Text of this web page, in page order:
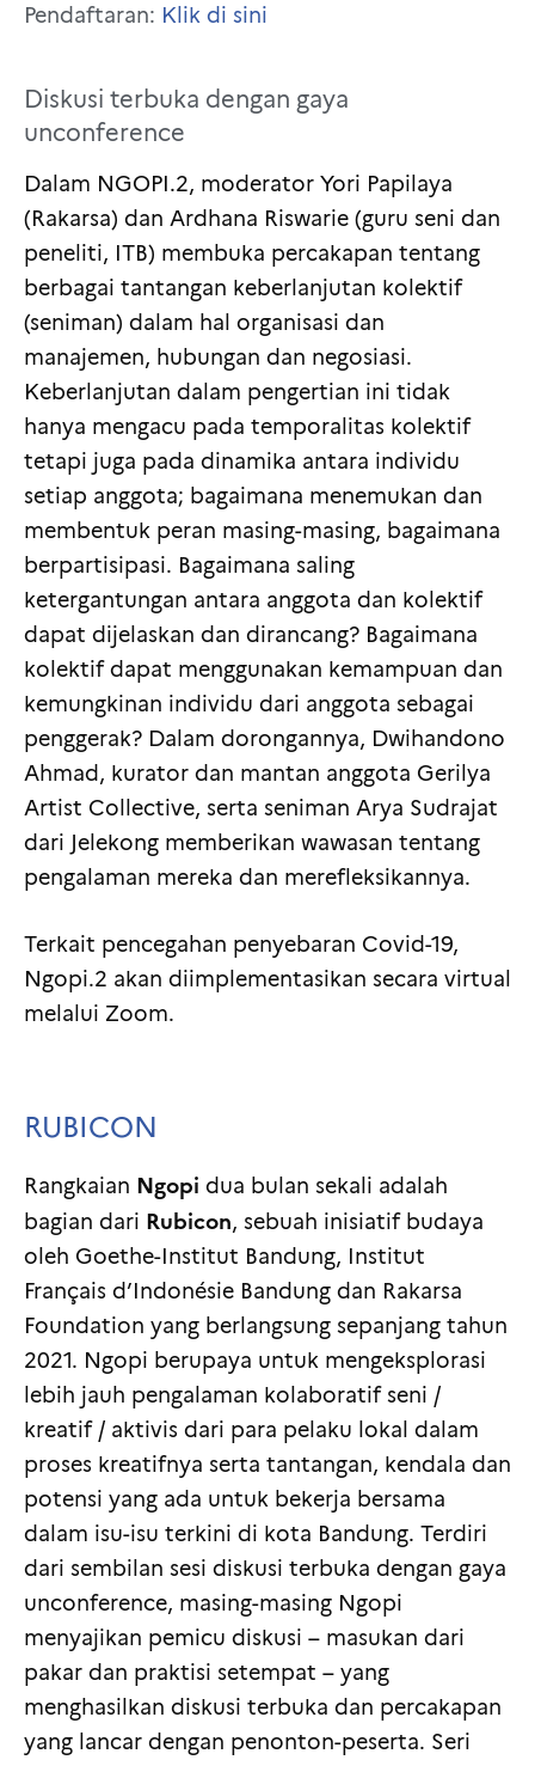
Pendaftaran: Klik di sini
Diskusi terbuka dengan gaya
unconference
Dalam NGOPI.2, moderator Yori Papilaya
(Rakarsa) dan Ardhana Riswarie (guru seni dan
peneliti, ITB) membuka percakapan tentang
berbagai tantangan keberlanjutan kolektif
(seniman) dalam hal organisasi dan
manajemen, hubungan dan negosiasi.
Keberlanjutan dalam pengertian ini tidak
hanya mengacu pada temporalitas kolektif
tetapi juga pada dinamika antara individu
setiap anggota; bagaimana menemukan dan
membentuk peran masing-masing, bagaimana
berpartisipasi. Bagaimana saling
ketergantungan antara anggota dan kolektif
dapat dijelaskan dan dirancang? Bagaimana
kolektif dapat menggunakan kemampuan dan
kemungkinan individu dari anggota sebagai
penggerak? Dalam dorongannya, Dwihandono
Ahmad, kurator dan mantan anggota Gerilya
Artist Collective, serta seniman Arya Sudrajat
dari Jelekong memberikan wawasan tentang
pengalaman mereka dan merefleksikannya.
Terkait pencegahan penyebaran Covid-19,
Ngopi.2 akan diimplementasikan secara virtual
melalui Zoom.
RUBICON
Rangkaian Ngopi dua bulan sekali adalah
bagian dari Rubicon, sebuah inisiatif budaya
oleh Goethe-Institut Bandung, Institut
Français d’Indonésie Bandung dan Rakarsa
Foundation yang berlangsung sepanjang tahun
2021. Ngopi berupaya untuk mengeksplorasi
lebih jauh pengalaman kolaboratif seni /
kreatif / aktivis dari para pelaku lokal dalam
proses kreatifnya serta tantangan, kendala dan
potensi yang ada untuk bekerja bersama
dalam isu-isu terkini di kota Bandung. Terdiri
dari sembilan sesi diskusi terbuka dengan gaya
unconference, masing-masing Ngopi
menyajikan pemicu diskusi – masukan dari
pakar dan praktisi setempat – yang
menghasilkan diskusi terbuka dan percakapan
yang lancar dengan penonton-peserta. Seri